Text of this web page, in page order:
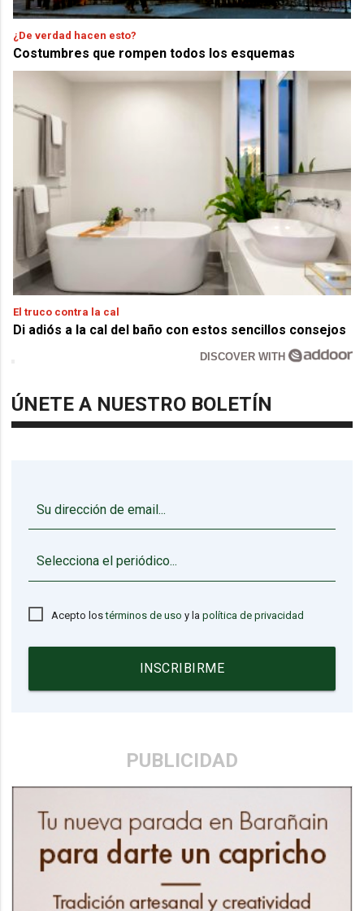
¿De verdad hacen esto?
Costumbres que rompen todos los esquemas
El truco contra la cal
Di adiós a la cal del baño con estos sencillos consejos
DISCOVER WITH
ÚNETE A NUESTRO BOLETÍN
Acepto lostérminos de uso y lapolítica de privacidad
INSCRIBIRME
PUBLICIDAD